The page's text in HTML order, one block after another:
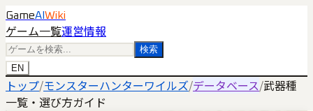
GameAI Wiki
ゲーム一覧運営情報
検索
EN
トップ/モンスターハンターワイルズ/データベース/武器種
一覧・選び方ガイド